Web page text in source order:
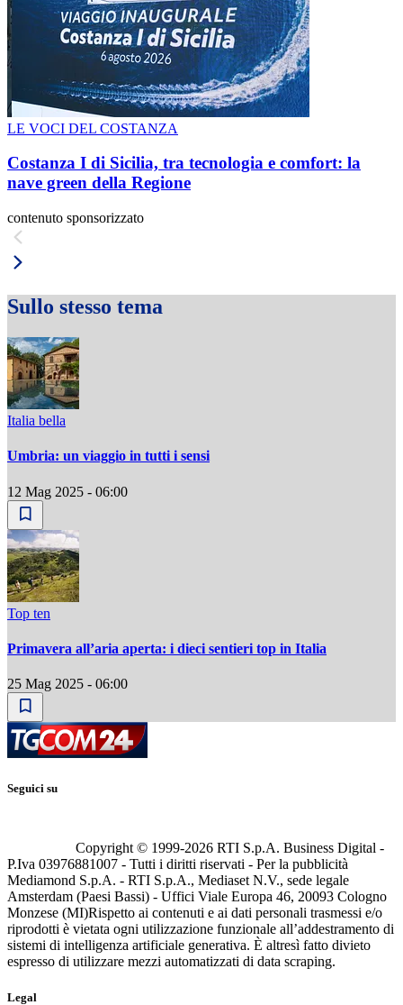
LE VOCI DEL COSTANZA
Costanza I di Sicilia, tra tecnologia e comfort: la
nave green della Regione
contenuto sponsorizzato
Sullo stesso tema
Italia bella
Umbria: un viaggio in tutti i sensi
12 Mag 2025 - 06:00
Top ten
Primavera all’aria aperta: i dieci sentieri top in Italia
25 Mag 2025 - 06:00
Seguici su
Copyright © 1999-2026 RTI S.p.A. Business Digital -
P.Iva 03976881007 - Tutti i diritti riservati - Per la pubblicità
Mediamond S.p.A. - RTI S.p.A., Mediaset N.V., sede legale
Amsterdam (Paesi Bassi) - Uffici Viale Europa 46, 20093 Cologno
Monzese (MI)Rispetto ai contenuti e ai dati personali trasmessi e/o
riprodotti è vietata ogni utilizzazione funzionale all’addestramento di
sistemi di intelligenza artificiale generativa. È altresì fatto divieto
espresso di utilizzare mezzi automatizzati di data scraping.
Legal